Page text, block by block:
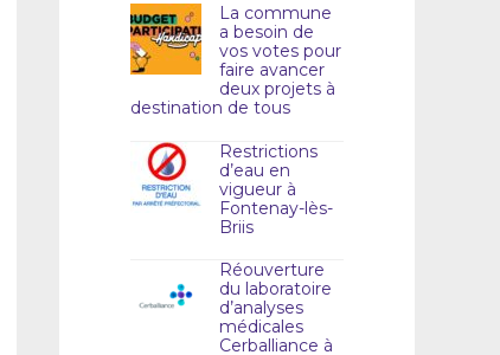
La commune
a besoin de
vos votes pour
faire avancer
deux projets à
destination de tous
Restrictions
d’eau en
vigueur à
Fontenay-lès-
Briis
Réouverture
du laboratoire
d’analyses
médicales
Cerballiance à